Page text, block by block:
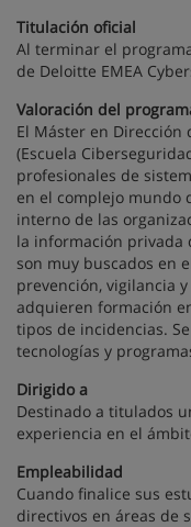
Titulación oficial
Al terminar el
de Deloitte EMEA
Valoración del
El Máster en
(Escuela
profesionales de
en el complejo mundo
interno de las
la información privada
son muy buscados en
prevención, vigilancia
adquieren formación
tipos de incidencias.
tecnologías y
Dirigido a
Destinado a titulados
experiencia en el
Empleabilidad
Cuando finalice sus
directivos en áreas de